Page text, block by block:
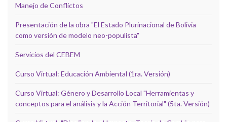
Manejo de Conflictos
Presentación de la obra "El Estado Plurinacional de Bolivia
como versión de modelo neo-populista"
Servicios del CEBEM
Curso Virtual: Educación Ambiental (1ra. Versión)
Curso Virtual: Género y Desarrollo Local "Herramientas y
conceptos para el análisis y la Acción Territorial" (5ta. Versión)